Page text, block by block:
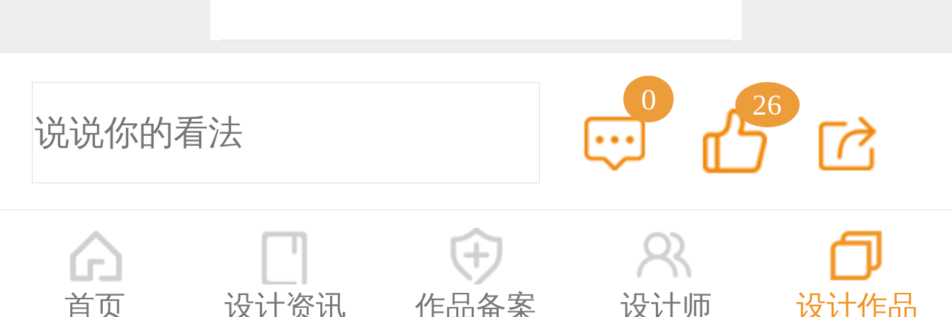
0 26
© 2014-2025 中国设计之窗
www.333cn.com 版权所有
深圳市中设网络科技有限公司(深圳设计
之窗文化发展有限公司)
地址：深圳龙华区布龙路4号127陈设艺
术设计产业园A栋203-206
首页 设计资讯 作品备案 设计师 设计作品